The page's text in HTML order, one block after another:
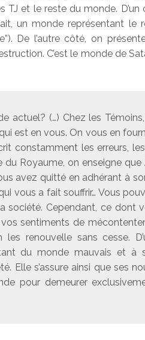
TJ et le reste du monde.
un monde représentant le
De l’autre côté, on
C’est le monde de
actuel? (…) Chez les
est en vous. On vous en
constamment les erreurs,
du Royaume, on enseigne
avez quitté en adhérant à
vous a fait souffrir… Vous
société. Cependant, ce dont
sentiments de
les renouvelle sans cesse.
du monde mauvais et à
Elle s’assure ainsi que ses
pour demeurer